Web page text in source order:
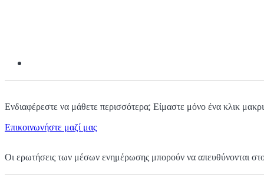
Ενδιαφέρεστε να μάθετε περισσότερα; Είμαστε μόνο ένα κλικ
Επικοινωνήστε μαζί μας
Οι ερωτήσεις των μέσων ενημέρωσης μπορούν να απευθύνονται